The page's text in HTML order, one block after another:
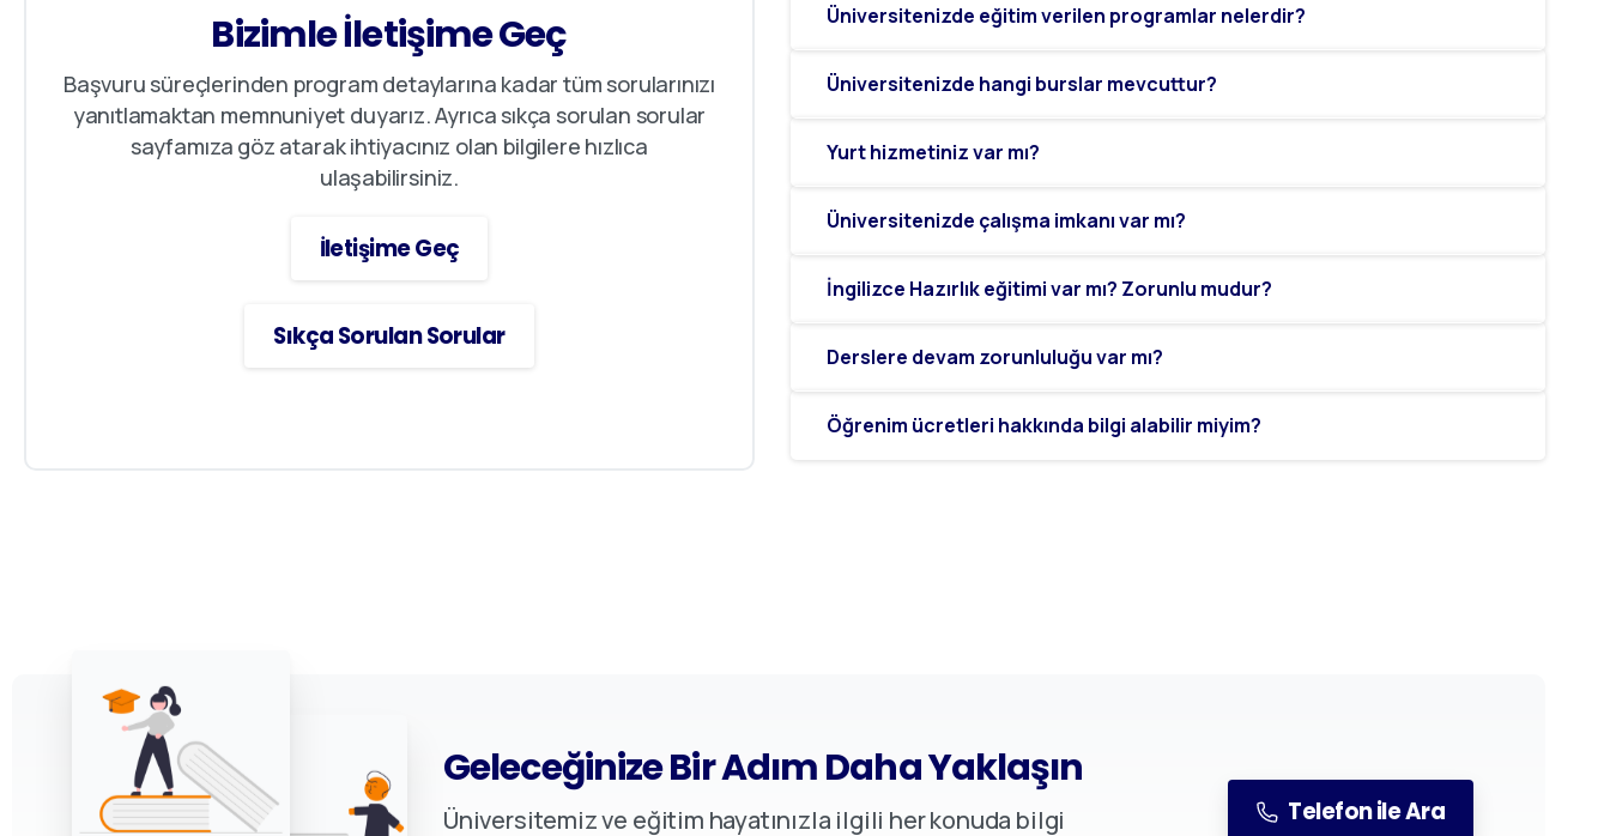
Bizimle İletişime Geç
Başvuru süreçlerinden program detaylarına kadar tüm sorularınızı
yanıtlamaktan memnuniyet duyarız. Ayrıca sıkça sorulan sorular
sayfamıza göz atarak ihtiyacınız olan bilgilere hızlıca
ulaşabilirsiniz.
İletişime Geç
Sıkça Sorulan Sorular
Üniversitenizde eğitim verilen programlar nelerdir?
Üniversitenizde hangi burslar mevcuttur?
Yurt hizmetiniz var mı?
Üniversitenizde çalışma imkanı var mı?
İngilizce Hazırlık eğitimi var mı? Zorunlu mudur?
Derslere devam zorunluluğu var mı?
Öğrenim ücretleri hakkında bilgi alabilir miyim?
Geleceğinize Bir Adım Daha Yaklaşın
Üniversitemiz ve eğitim hayatınızla ilgili her konuda bilgi
Telefon ile Ara